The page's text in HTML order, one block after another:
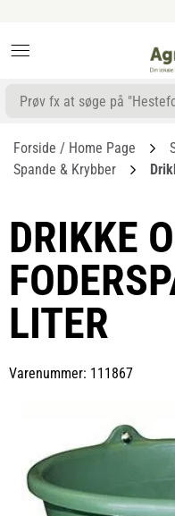
Forside / Home Page
Spande & Krybber
DRIKKE
LITER
Varenummer: 111867